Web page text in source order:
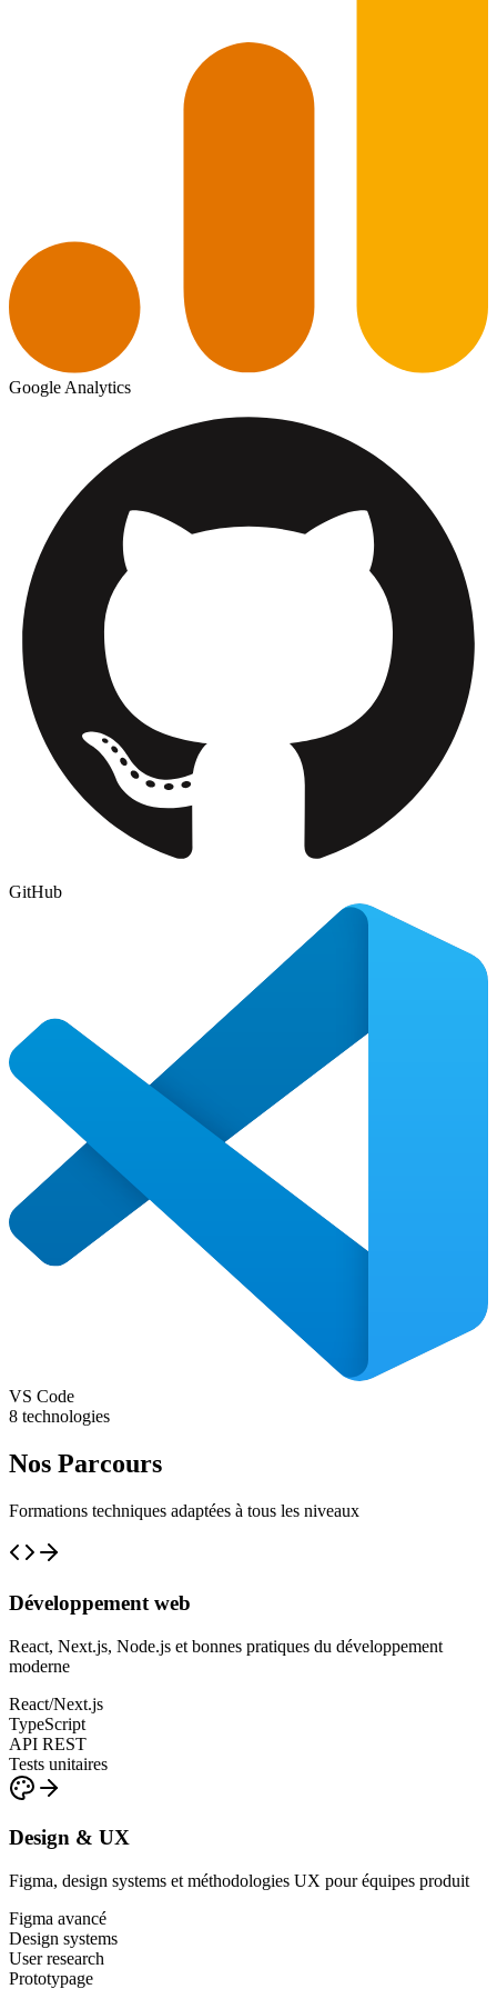
Google Analytics
GitHub
VS Code
8 technologies
Nos Parcours
Formations techniques adaptées à tous les niveaux
Développement web
React, Next.js, Node.js et bonnes pratiques du développement
moderne
React/Next.js
TypeScript
API REST
Tests unitaires
Design & UX
Figma, design systems et méthodologies UX pour équipes produit
Figma avancé
Design systems
User research
Prototypage